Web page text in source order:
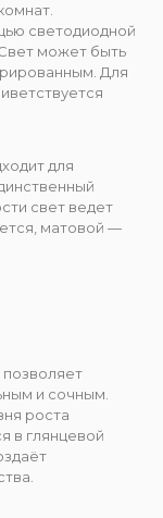
светодиодной
может быть
Для
для
свет ведет
матовой —
и сочным.
роста
в глянцевой